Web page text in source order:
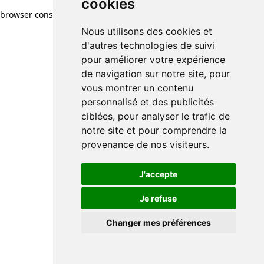
cookies
Nous utilisons des cookies et
d'autres technologies de suivi
pour améliorer votre expérience
de navigation sur notre site, pour
vous montrer un contenu
personnalisé et des publicités
ciblées, pour analyser le trafic de
notre site et pour comprendre la
provenance de nos visiteurs.
J'accepte
Je refuse
Changer mes préférences
cookies
Nous utilisons des cookies et
d'autres technologies de suivi
pour améliorer votre expérience
de navigation sur notre site, pour
vous montrer un contenu
personnalisé et des publicités
ciblées, pour analyser le trafic de
notre site et pour comprendre la
provenance de nos visiteurs.
J'accepte
Je refuse
Changer mes préférences
browser console for more information)